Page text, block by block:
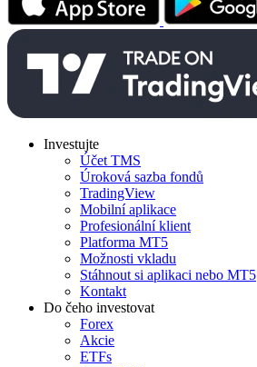
Investujte
Účet TMS
Úroková sazba fondů
TradingView
Mobilní aplikace
Profesionální klient
Platforma MT5
Možnosti vkladu
Stáhnout si aplikaci nebo MT5
Kontakt
Do čeho investovat
Forex
Akcie
ETFs